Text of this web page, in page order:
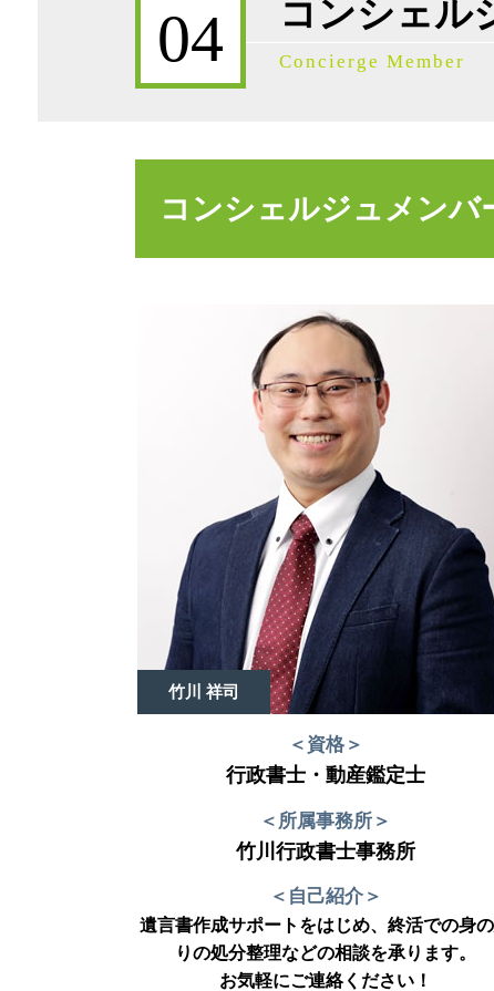
事業承継税制 要件
事業承継 m&a
相続税対策 現金
事業承継 借入金
相続放棄 費用
事業承継税制 わかりやすく
公正証書遺言 証人
04 コンシェル
Concierge Member
コンシェルジュメンバ
竹川 祥司
＜資格＞
行政書士・動産鑑定士
＜所属事務所＞
竹川行政書士事務所
＜自己紹介＞
遺言書作成サポートをはじめ、終活での身
りの処分整理などの相談を承ります。
お気軽にご連絡ください！